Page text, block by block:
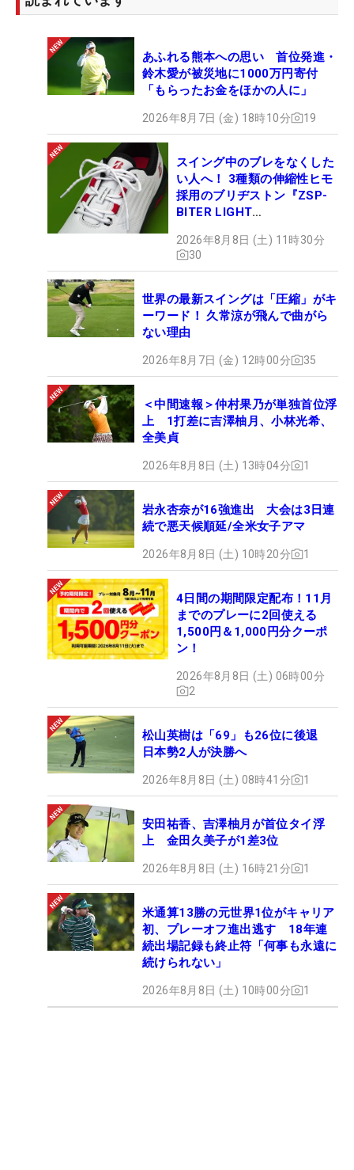
あふれる熊本への思い 首位発進・
鈴木愛が被災地に1000万円寄付
「もらったお金をほかの人に」
2026年8月7日 (金) 18時10分 19
スイング中のブレをなくした
い人へ！ 3種類の伸縮性ヒモ
採用のブリヂストン『ZSP-
BITER LIGHT
ュー
2026年8月8日 (土) 11時30分
30
世界の最新スイングは「圧縮」がキ
ーワード！ 久常涼が飛んで曲がら
ない理由
2026年8月7日 (金) 12時00分 35
＜中間速報＞仲村果乃が単独首位浮
上 1打差に吉澤柚月、小林光希、
全美貞
2026年8月8日 (土) 13時04分 1
岩永杏奈が16強進出 大会は3日連
続で悪天候順延/全米女子アマ
2026年8月8日 (土) 10時20分 1
4日間の期間限定配布！11月
までのプレーに2回使える
1,500円＆1,000円分クーポ
ン！
2026年8月8日 (土) 06時00分
2
松山英樹は「69」も26位に後退
日本勢2人が決勝へ
2026年8月8日 (土) 08時41分 1
安田祐香、吉澤柚月が首位タイ浮
上 金田久美子が1差3位
2026年8月8日 (土) 16時21分 1
米通算13勝の元世界1位がキャリア
初、プレーオフ進出逃す 18年連
続出場記録も終止符「何事も永遠に
続けられない」
2026年8月8日 (土) 10時00分 1